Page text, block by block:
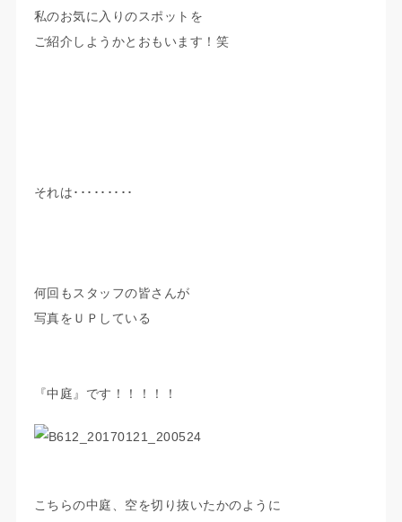
私のお気に入りのスポットを
ご紹介しようかとおもいます！笑
それは･････････
何回もスタッフの皆さんが
写真をＵＰしている
『中庭』です！！！！！
こちらの中庭、空を切り抜いたかのように